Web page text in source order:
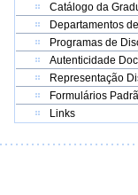
Catálogo da
Departamentos
Programas de
Autenticidade
Representação
Formulários
Links